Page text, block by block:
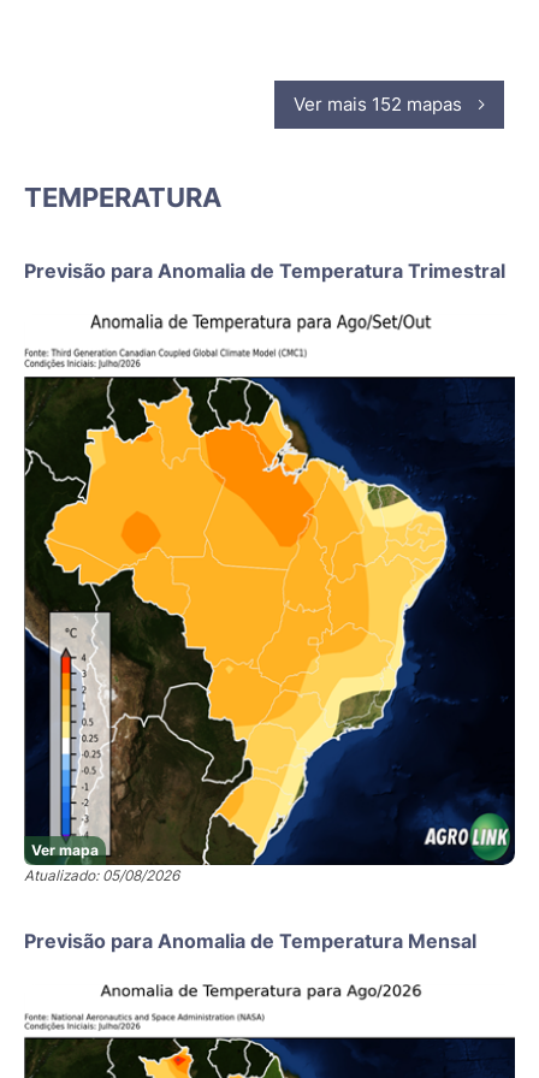
Ver mais 152 mapas
TEMPERATURA
Previsão para Anomalia de Temperatura Trimestral
Ver mapa
Atualizado: 05/08/2026
Previsão para Anomalia de Temperatura Mensal